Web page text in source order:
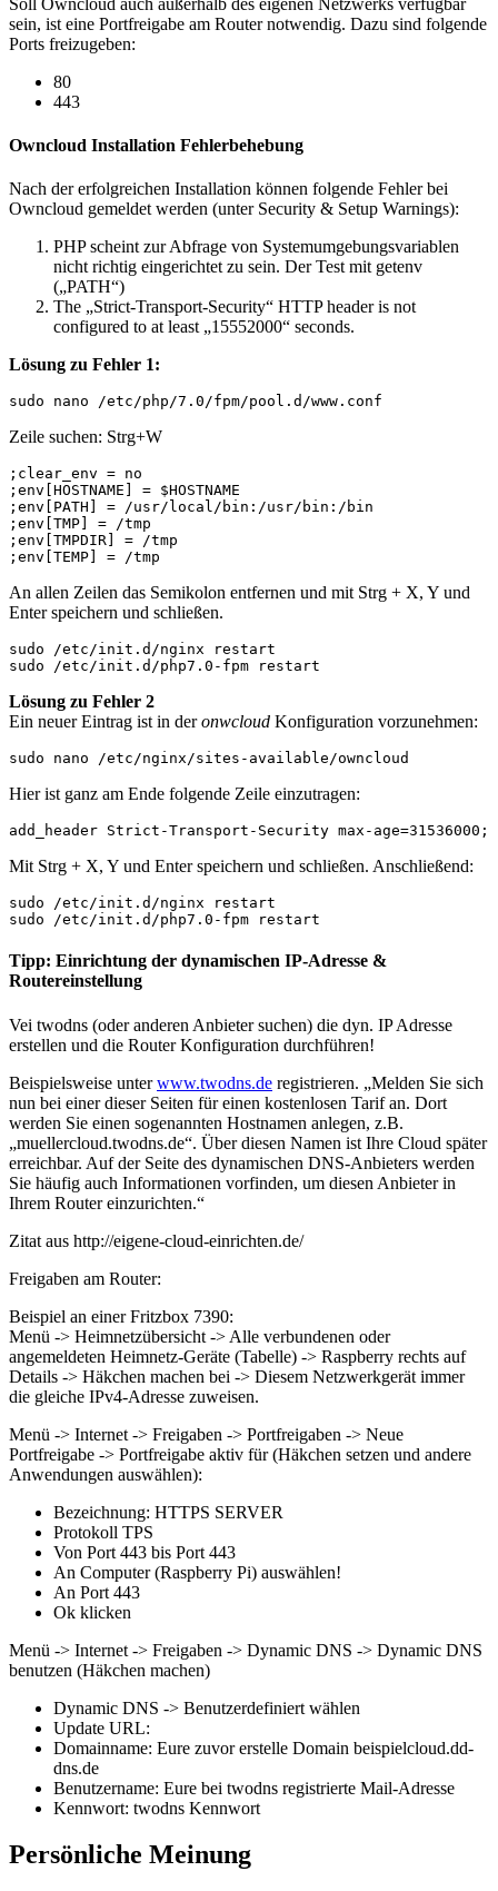
sein, ist eine Portfreigabe am Router notwendig. Dazu sind folgende
Ports freizugeben:
80
443
Owncloud Installation Fehlerbehebung
Nach der erfolgreichen Installation können folgende Fehler bei
Owncloud gemeldet werden (unter Security & Setup Warnings):
PHP scheint zur Abfrage von Systemumgebungsvariablen
nicht richtig eingerichtet zu sein. Der Test mit getenv
(„PATH“)
The „Strict-Transport-Security“ HTTP header is not
configured to at least „15552000“ seconds.
Lösung zu Fehler 1:
Zeile suchen: Strg+W
;clear_env = no
;env[HOSTNAME] = $HOSTNAME
;env[PATH] = /usr/local/bin:/usr/bin:/bin
;env[TMP] = /tmp
;env[TMPDIR] = /tmp
An allen Zeilen das Semikolon entfernen und mit Strg + X, Y und
Enter speichern und schließen.
sudo /etc/init.d/nginx restart
Lösung zu Fehler 2
Ein neuer Eintrag ist in deronwcloud Konfiguration vorzunehmen:
Hier ist ganz am Ende folgende Zeile einzutragen:
Mit Strg + X, Y und Enter speichern und schließen. Anschließend:
sudo /etc/init.d/nginx restart
Tipp: Einrichtung der dynamischen IP-Adresse &
Routereinstellung
Vei twodns (oder anderen Anbieter suchen) die dyn. IP Adresse
erstellen und die Router Konfiguration durchführen!
Beispielsweise unterwww.twodns.de registrieren. „Melden Sie sich
nun bei einer dieser Seiten für einen kostenlosen Tarif an. Dort
werden Sie einen sogenannten Hostnamen anlegen, z.B.
„muellercloud.twodns.de“. Über diesen Namen ist Ihre Cloud später
erreichbar. Auf der Seite des dynamischen DNS-Anbieters werden
Sie häufig auch Informationen vorfinden, um diesen Anbieter in
Ihrem Router einzurichten.“
Zitat aus http://eigene-cloud-einrichten.de/
Freigaben am Router:
Beispiel an einer Fritzbox 7390:
Menü -> Heimnetzübersicht -> Alle verbundenen oder
angemeldeten Heimnetz-Geräte (Tabelle) -> Raspberry rechts auf
Details -> Häkchen machen bei -> Diesem Netzwerkgerät immer
die gleiche IPv4-Adresse zuweisen.
Menü -> Internet -> Freigaben -> Portfreigaben -> Neue
Portfreigabe -> Portfreigabe aktiv für (Häkchen setzen und andere
Anwendungen auswählen):
Bezeichnung: HTTPS SERVER
Protokoll TPS
Von Port 443 bis Port 443
An Computer (Raspberry Pi) auswählen!
An Port 443
Ok klicken
Menü -> Internet -> Freigaben -> Dynamic DNS -> Dynamic DNS
benutzen (Häkchen machen)
Dynamic DNS -> Benutzerdefiniert wählen
Update URL:
Domainname: Eure zuvor erstelle Domain beispielcloud.dd-
dns.de
Benutzername: Eure bei twodns registrierte Mail-Adresse
Kennwort: twodns Kennwort
Persönliche Meinung